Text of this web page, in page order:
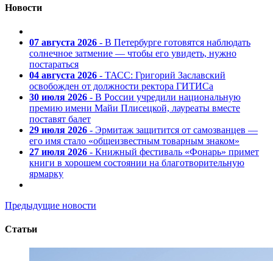
Новости
07 августа 2026 - В Петербурге готовятся наблюдать
солнечное затмение — чтобы его увидеть, нужно
постараться
04 августа 2026 - ТАСС: Григорий Заславский
освобожден от должности ректора ГИТИСа
30 июля 2026 - В России учредили национальную
премию имени Майи Плисецкой, лауреаты вместе
поставят балет
29 июля 2026 - Эрмитаж защитится от самозванцев —
его имя стало «общеизвестным товарным знаком»
27 июля 2026 - Книжный фестиваль «Фонарь» примет
книги в хорошем состоянии на благотворительную
ярмарку
Предыдущие новости
Статьи